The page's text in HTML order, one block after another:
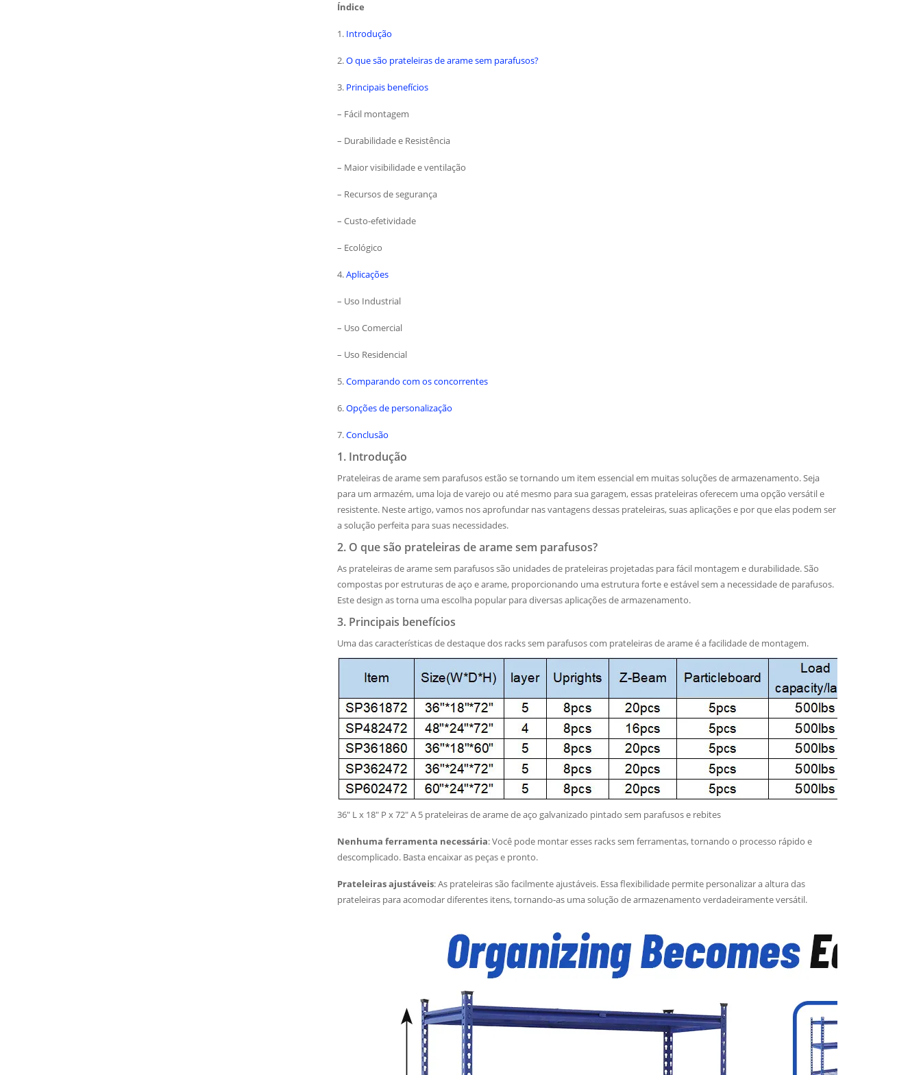
Índice
1. Introdução
2.O que são prateleiras de arame sem parafusos?
3. Principais benefícios
– Fácil montagem
– Durabilidade e Resistência
– Maior visibilidade e ventilação
– Recursos de segurança
– Custo-efetividade
– Ecológico
4.Aplicações
– Uso Industrial
– Uso Comercial
– Uso Residencial
5.Comparando com os concorrentes
6.Opções de personalização
7.Conclusão
1. Introdução
Prateleiras de arame sem parafusos estão se tornando um item essencial em muitas soluções de armazenamento. Seja
para um armazém, uma loja de varejo ou até mesmo para sua garagem, essas prateleiras oferecem uma opção versátil e
resistente. Neste artigo, vamos nos aprofundar nas vantagens dessas prateleiras, suas aplicações e por que elas podem ser
a solução perfeita para suas necessidades.
2. O que são prateleiras de arame sem parafusos?
As prateleiras de arame sem parafusos são unidades de prateleiras projetadas para fácil montagem e durabilidade. São
compostas por estruturas de aço e arame, proporcionando uma estrutura forte e estável sem a necessidade de parafusos.
Este design as torna uma escolha popular para diversas aplicações de armazenamento.
3. Principais benefícios
Uma das características de destaque dos racks sem parafusos com prateleiras de arame é a facilidade de montagem.
36″ L x 18″ P x 72″ A 5 prateleiras de arame de aço galvanizado pintado sem parafusos e rebites
Nenhuma ferramenta necessária: Você pode montar esses racks sem ferramentas, tornando o processo rápido e
descomplicado. Basta encaixar as peças e pronto.
Prateleiras ajustáveis: As prateleiras são facilmente ajustáveis. Essa flexibilidade permite personalizar a altura das
prateleiras para acomodar diferentes itens, tornando-as uma solução de armazenamento verdadeiramente versátil.